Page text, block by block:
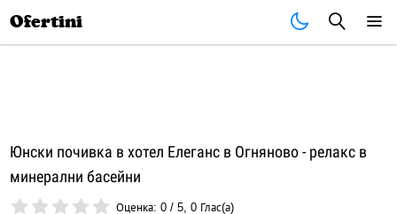
Ofertini
Юнски почивка в хотел Елеганс в Огняново - релакс в
минерални басейни
Оценка:0 /5,0 Глас(а)